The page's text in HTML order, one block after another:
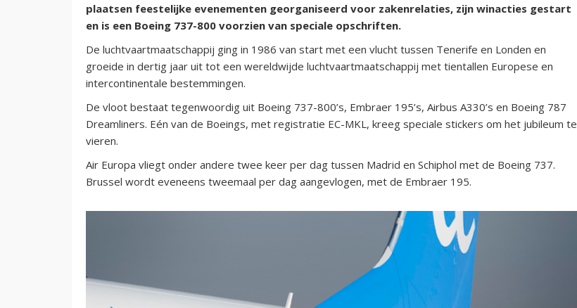
plaatsen feestelijke evenementen georganiseerd voor zakenrelaties, zijn winacties gestart
en is een Boeing 737-800 voorzien van speciale opschriften.
De luchtvaartmaatschappij ging in 1986 van start met een vlucht tussen Tenerife en Londen en
groeide in dertig jaar uit tot een wereldwijde luchtvaartmaatschappij met tientallen Europese en
intercontinentale bestemmingen.
De vloot bestaat tegenwoordig uit Boeing 737-800’s, Embraer 195’s, Airbus A330’s en Boeing 787
Dreamliners. Eén van de Boeings, met registratie EC-MKL, kreeg speciale stickers om het jubileum te
vieren.
Air Europa vliegt onder andere twee keer per dag tussen Madrid en Schiphol met de Boeing 737.
Brussel wordt eveneens tweemaal per dag aangevlogen, met de Embraer 195.